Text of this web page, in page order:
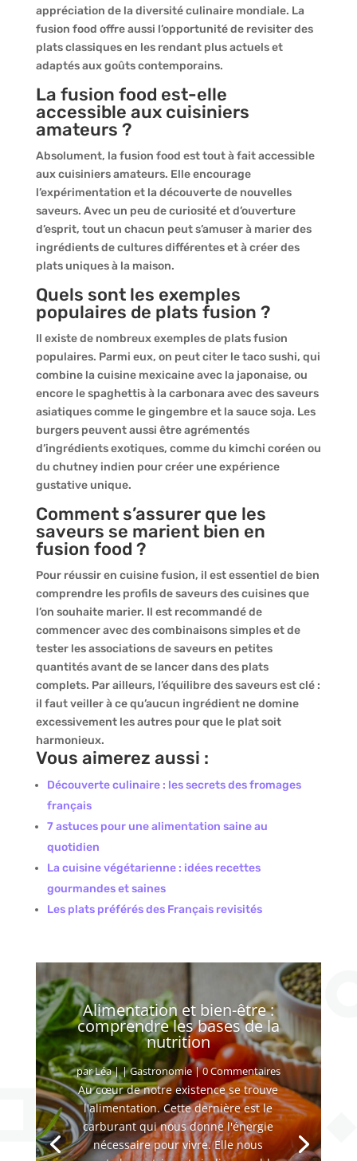
appréciation de la diversité culinaire mondiale. La
fusion food offre aussi l’opportunité de revisiter des
plats classiques en les rendant plus actuels et
adaptés aux goûts contemporains.
La fusion food est-elle
accessible aux cuisiniers
amateurs ?
Absolument, la fusion food est tout à fait accessible
aux cuisiniers amateurs. Elle encourage
l’expérimentation et la découverte de nouvelles
saveurs. Avec un peu de curiosité et d’ouverture
d’esprit, tout un chacun peut s’amuser à marier des
ingrédients de cultures différentes et à créer des
plats uniques à la maison.
Quels sont les exemples
populaires de plats fusion ?
Il existe de nombreux exemples de plats fusion
populaires. Parmi eux, on peut citer le taco sushi, qui
combine la cuisine mexicaine avec la japonaise, ou
encore le spaghettis à la carbonara avec des saveurs
asiatiques comme le gingembre et la sauce soja. Les
burgers peuvent aussi être agrémentés
d’ingrédients exotiques, comme du kimchi coréen ou
du chutney indien pour créer une expérience
gustative unique.
Comment s’assurer que les
saveurs se marient bien en
fusion food ?
Pour réussir en cuisine fusion, il est essentiel de bien
comprendre les profils de saveurs des cuisines que
l’on souhaite marier. Il est recommandé de
commencer avec des combinaisons simples et de
tester les associations de saveurs en petites
quantités avant de se lancer dans des plats
complets. Par ailleurs, l’équilibre des saveurs est clé :
il faut veiller à ce qu’aucun ingrédient ne domine
excessivement les autres pour que le plat soit
harmonieux.
Vous aimerez aussi :
Découverte culinaire : les secrets des fromages
français
7 astuces pour une alimentation saine au
quotidien
La cuisine végétarienne : idées recettes
gourmandes et saines
Les plats préférés des Français revisités
Alimentation et bien-être :
comprendre les bases de la
nutrition
parLéa||Gastronomie| 0 Commentaires
Au cœur de notre existence se trouve
l'alimentation. Cette dernière est le
carburant qui nous donne l'énergie
nécessaire pour vivre. Elle nous